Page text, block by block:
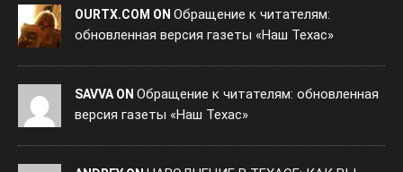
OURTX.COM ON Обращение к читателям:
обновленная версия газеты «Наш Техас»
SAVVA ON Обращение к читателям: обновленная
версия газеты «Наш Техас»